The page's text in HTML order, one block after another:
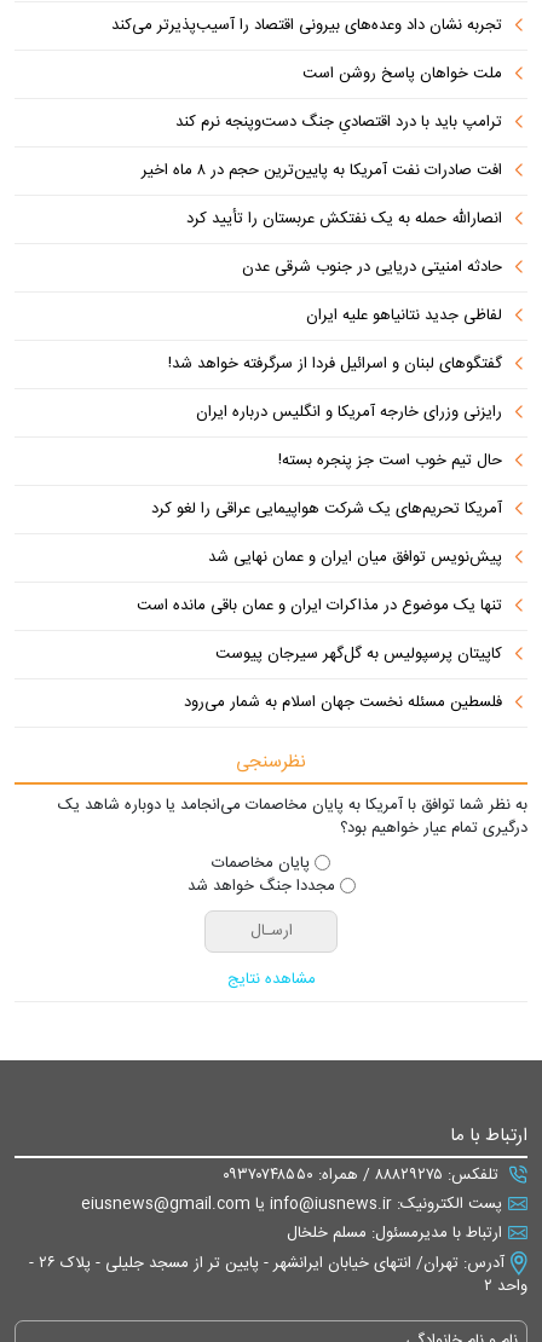
تجربه نشان داد وعده‌های بیرونی اقتصاد را آسیب‌پذیرتر می‌کند
ملت خواهان پاسخ روشن است
ترامپ باید با درد اقتصادیِ جنگ دست‌و‌پنجه نرم کند
افت صادرات نفت آمریکا به پایین‌ترین حجم در ۸ ماه اخیر
انصارالله حمله به یک نفتکش عربستان را تأیید کرد
حادثه امنیتی دریایی در جنوب شرقی عدن
لفاظی جدید نتانیاهو علیه ایران
گفتگوهای لبنان و اسرائیل فردا از سرگرفته خواهد شد!
رایزنی وزرای خارجه آمریکا و انگلیس درباره ایران
حال تیم خوب است جز پنجره بسته!
آمریکا تحریم‌های یک شرکت هواپیمایی عراقی را لغو کرد
پیش‌نویس توافق میان ایران و عمان نهایی شد
تنها یک موضوع در مذاکرات ایران و عمان باقی مانده است
کاپیتان پرسپولیس به گل‌گهر سیرجان پیوست
فلسطین مسئله نخست جهان اسلام به شمار می‌رود
نظرسنجی
به نظر شما توافق با آمریکا به پایان مخاصمات می‌انجامد یا دوباره شاهد یک
درگیری تمام عیار خواهیم بود؟
پایان مخاصمات
مجددا جنگ خواهد شد
مشاهده نتایج
ارتباط با ما
تلفکس: ۸۸۸۲۹۲۷۵ / همراه: ۰۹۳۷۰۷۴۸۵۵۰
پست الکترونیک: info@iusnews.ir یا eiusnews@gmail.com
ارتباط با مدیرمسئول: مسلم خلخال
آدرس: تهران/ انتهای خیابان ایرانشهر - پایین تر از مسجد جلیلی - پلاک ۲۶ -
واحد ۲